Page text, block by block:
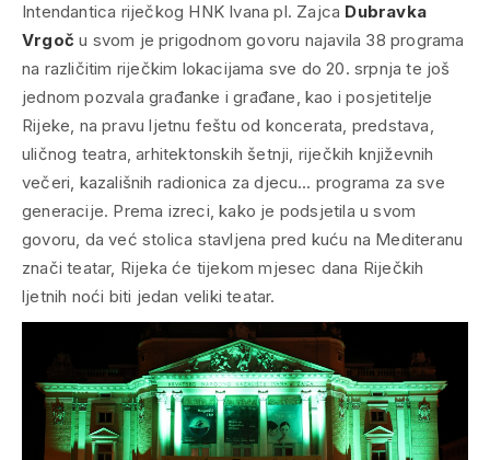
Intendantica riječkog HNK Ivana pl. Zajca Dubravka
Vrgoč u svom je prigodnom govoru najavila 38 programa
na različitim riječkim lokacijama sve do 20. srpnja te još
jednom pozvala građanke i građane, kao i posjetitelje
Rijeke, na pravu ljetnu feštu od koncerata, predstava,
uličnog teatra, arhitektonskih šetnji, riječkih književnih
večeri, kazališnih radionica za djecu… programa za sve
generacije. Prema izreci, kako je podsjetila u svom
govoru, da već stolica stavljena pred kuću na Mediteranu
znači teatar, Rijeka će tijekom mjesec dana Riječkih
ljetnih noći biti jedan veliki teatar.